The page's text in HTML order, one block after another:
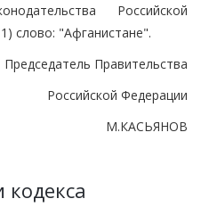
Российской
слово: "Афганистане".
Председатель Правительства
Российской Федерации
М.КАСЬЯНОВ
кодекса